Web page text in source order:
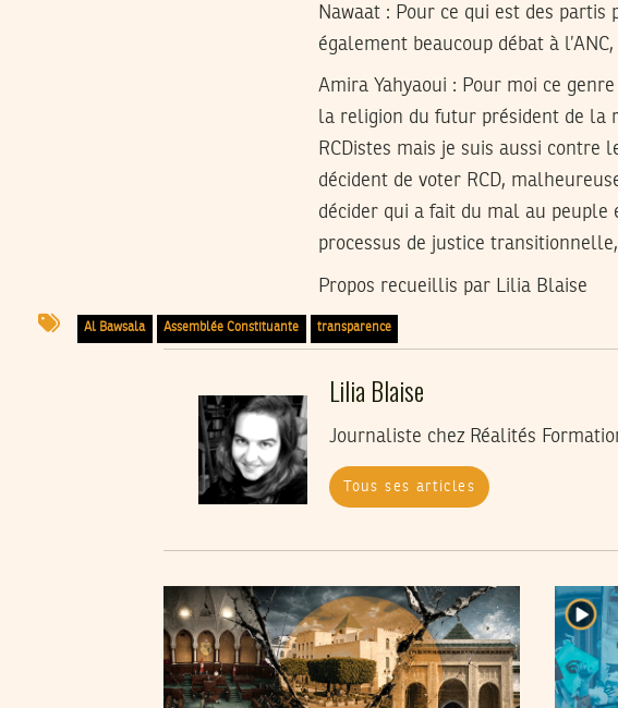
Nawaat : Pour ce qui est des
également beaucoup débat à
Amira Yahyaoui : Pour moi ce
la religion du futur président de la
RCDistes mais je suis aussi contre
décident de voter RCD,
décider qui a fait du mal au peuple
processus de justice
Propos recueillis par Lilia Blaise
Al Bawsala Assemblée Constituante transparence
Lilia Blaise
Journaliste chez Réalités
Tous ses articles